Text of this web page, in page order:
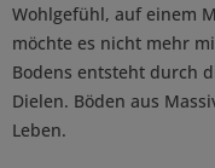
Wohlgefühl, auf einem
möchte es nicht mehr
Bodens entsteht durch
Dielen. Böden aus
Leben.